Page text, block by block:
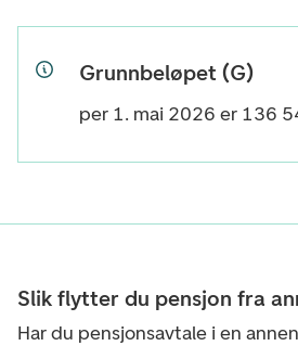
Grunnbeløpet (G)
per 1. mai 2026 er 136
Slik flytter du pensjon fra
Har du pensjonsavtale i en